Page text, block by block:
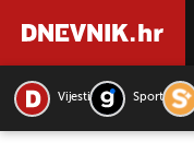
Vijesti Sport
PRETRAŽITE VIJESTI